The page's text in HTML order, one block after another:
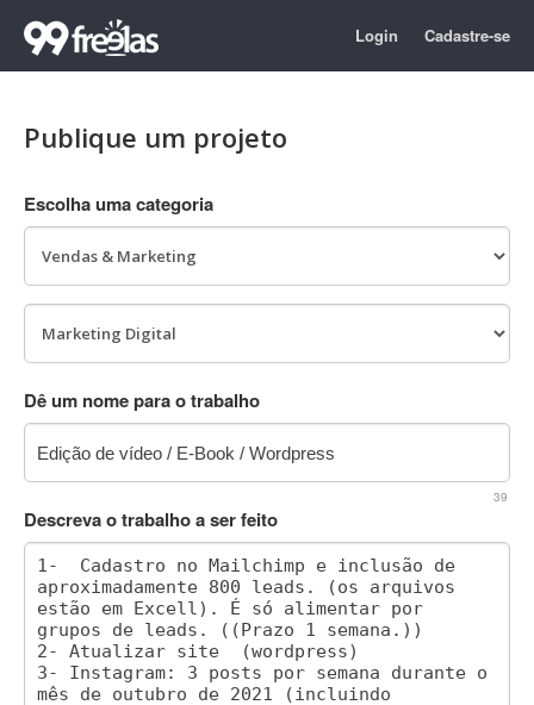
Login Cadastre-se
Publique um projeto
Escolha uma categoria
Dê um nome para o trabalho
39
Descreva o trabalho a ser feito